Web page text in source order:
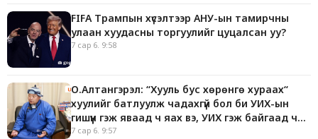
FIFA Трампын хүсэлтээр АНУ-ын тамирчны
улаан хуудасны торгуулийг цуцалсан уу?
7 сар 6. 9:58
О.Алтангэрэл: “Хууль бус хөрөнгө хураах“
хуулийг батлуулж чадахгүй бол би УИХ-ын
гишүүн гэж яваад ч яах вэ, УИХ гэж байгаад ч
яах юм
7 сар 6. 9:57